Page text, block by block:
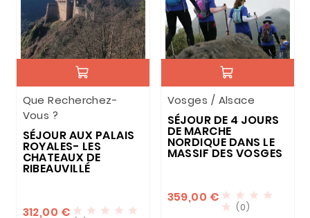
Que Recherchez-
Vous ?
SÉJOUR AUX PALAIS
ROYALES- LES
CHATEAUX DE
RIBEAUVILLÉ
312,00 €     
Vosges / Alsace
SÉJOUR DE 4 JOURS
DE MARCHE
NORDIQUE DANS LE
MASSIF DES VOSGES
359,00 €    
 (0)